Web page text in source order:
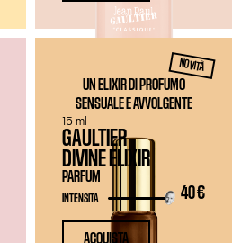
NOVITÀ
UN ELIXIR DI PROFUMO
SENSUALE E AVVOLGENTE
GAULTIER
DIVINE ELIXIR
PARFUM
40 €
INTENSITÀ
15 ml
ACQUISTA